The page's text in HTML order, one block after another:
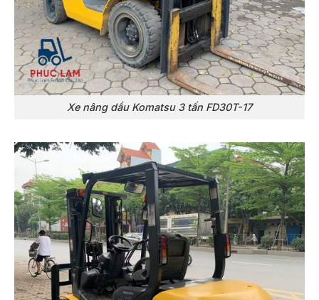
Xe nâng dầu Komatsu 3 tấn FD30T-17